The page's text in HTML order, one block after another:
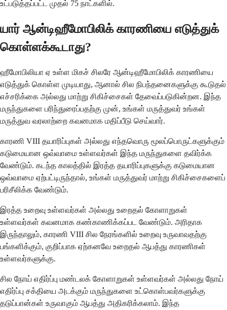
உட்படுத்தப்பட்ட முதல் 75 நாட்களில்.
யார் ஆன்டிஹீமோபிலிக் காரணியை எடுத்துக்
கொள்ளக்கூடாது?
ஹீமோபிலியா ஏ உள்ள மிகச் சிலரே ஆன்டிஹீமோபிலிக் காரணியை
எடுத்துக் கொள்ள முடியாது, ஆனால் சில நிபந்தனைகளுக்கு கூடுதல்
எச்சரிக்கை அல்லது மாற்று சிகிச்சைகள் தேவைப்படுகின்றன. இந்த
மருந்துகளை பரிந்துரைப்பதற்கு முன், உங்கள் மருத்துவர் உங்கள்
மருத்துவ வரலாற்றை கவனமாக மதிப்பீடு செய்வார்.
காரணி VIII தயாரிப்புகள் அல்லது எந்தவொரு மூலப்பொருட்களுக்கும்
கடுமையான ஒவ்வாமை உள்ளவர்கள் இந்த மருந்துகளை தவிர்க்க
வேண்டும். கடந்த காலத்தில் இரத்த தயாரிப்புகளுக்கு கடுமையான
ஒவ்வாமை ஏற்பட்டிருந்தால், உங்கள் மருத்துவர் மாற்று சிகிச்சைகளைப்
பரிசீலிக்க வேண்டும்.
இரத்த உறைவு உள்ளவர்கள் அல்லது உறைதல் கோளாறுகள்
உள்ளவர்கள் கவனமாக கண்காணிக்கப்பட வேண்டும். அரிதாக
இருந்தாலும், காரணி VIII சில நேரங்களில் உறைவு உருவாவதற்கு
பங்களிக்கும், குறிப்பாக ஏற்கனவே உறைதல் ஆபத்து காரணிகள்
உள்ளவர்களுக்கு.
சில நோய் எதிர்ப்பு மண்டலக் கோளாறுகள் உள்ளவர்கள் அல்லது நோய்
எதிர்ப்பு சக்தியை அடக்கும் மருந்துகளை உட்கொள்பவர்களுக்கு
தடுப்பான்கள் உருவாகும் ஆபத்து அதிகரிக்கலாம். இந்த